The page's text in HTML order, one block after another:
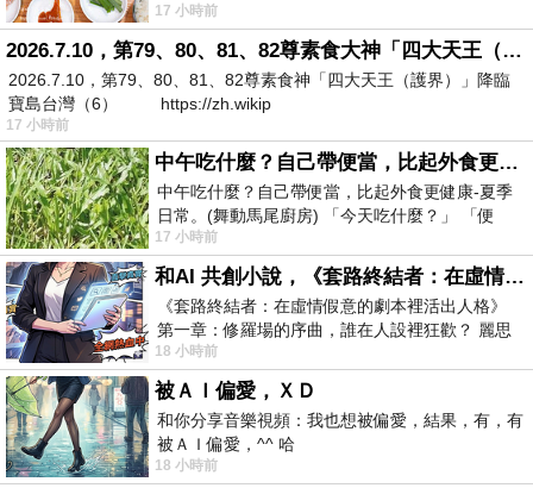
下子 又被赤
17 小時前
2026.7.10，第79、80、81、82尊素食大神「四大天王（護界）」降臨寶島台灣（6）
2026.7.10，第79、80、81、82尊素食神「四大天王（護界）」降臨
寶島台灣（6） https://zh.wikip
17 小時前
中午吃什麼？自己帶便當，比起外食更健康-夏季日常。(舞動馬尾廚房)
中午吃什麼？自己帶便當，比起外食更健康-夏季
日常。(舞動馬尾廚房) 「今天吃什麼？」 「便
當？麵？還是炒飯？」 每天都在選擇
17 小時前
和AI 共創小說，《套路終結者：在虛情假意的劇本裡活出人格》
《套路終結者：在虛情假意的劇本裡活出人格》
第一章：修羅場的序曲，誰在人設裡狂歡？ 麗思
卡爾頓酒店的總統套房內，燈光昏
18 小時前
被ＡＩ偏愛，ＸＤ
和你分享音樂視頻：我也想被偏愛，結果，有，有
被ＡＩ偏愛，^^ 哈
18 小時前